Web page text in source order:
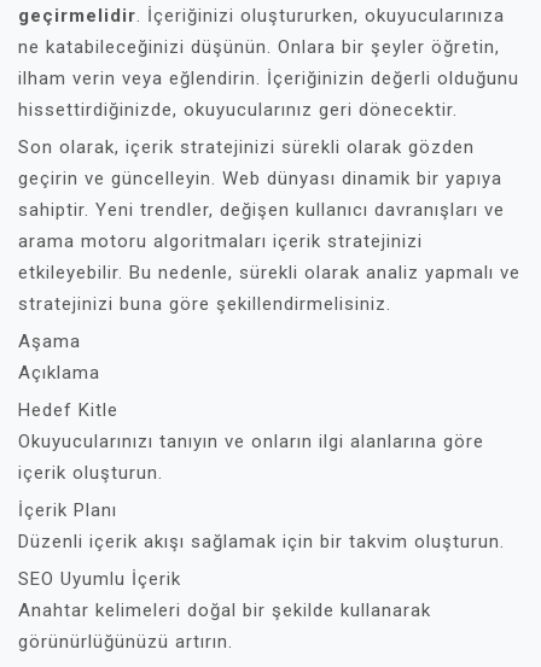
geçirmelidir. İçeriğinizi oluştururken, okuyucularınıza
ne katabileceğinizi düşünün. Onlara bir şeyler öğretin,
ilham verin veya eğlendirin. İçeriğinizin değerli olduğunu
hissettirdiğinizde, okuyucularınız geri dönecektir.
Son olarak, içerik stratejinizi sürekli olarak gözden
geçirin ve güncelleyin. Web dünyası dinamik bir yapıya
sahiptir. Yeni trendler, değişen kullanıcı davranışları ve
arama motoru algoritmaları içerik stratejinizi
etkileyebilir. Bu nedenle, sürekli olarak analiz yapmalı ve
stratejinizi buna göre şekillendirmelisiniz.
Aşama
Açıklama
Hedef Kitle
Okuyucularınızı tanıyın ve onların ilgi alanlarına göre
içerik oluşturun.
İçerik Planı
Düzenli içerik akışı sağlamak için bir takvim oluşturun.
SEO Uyumlu İçerik
Anahtar kelimeleri doğal bir şekilde kullanarak
görünürlüğünüzü artırın.